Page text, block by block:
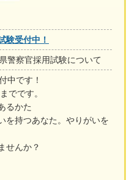
験受付中！
警察官採用試験について
中です！
でです。
るかた
を持つあなた。やりがいを
せんか？